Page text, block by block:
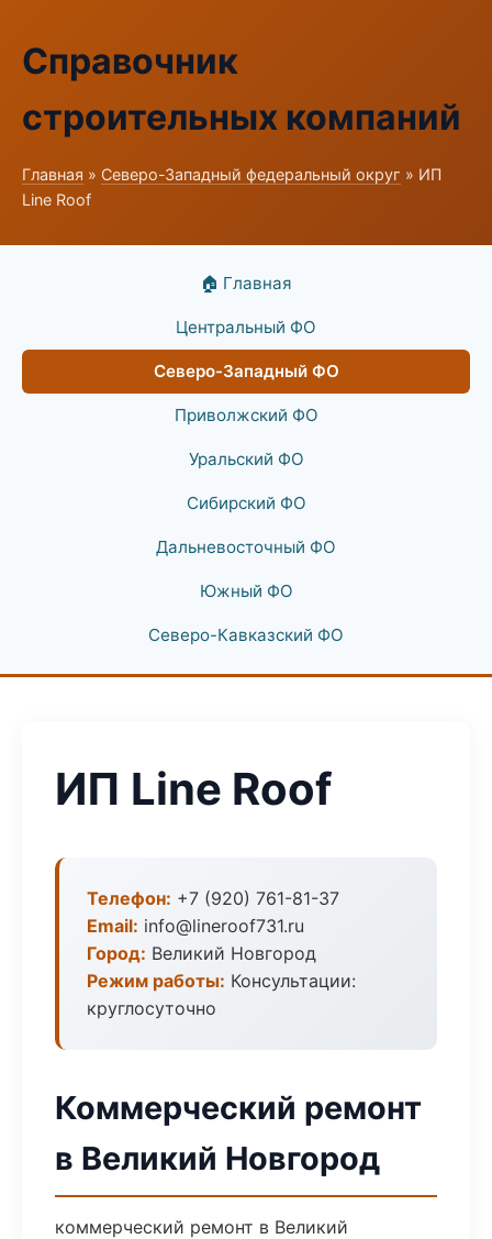
Справочник
строительных компаний
Главная » Северо-Западный федеральный округ » ИП
Line Roof
🏠 Главная
Центральный ФО
Северо-Западный ФО
Приволжский ФО
Уральский ФО
Сибирский ФО
Дальневосточный ФО
Южный ФО
Северо-Кавказский ФО
ИП Line Roof
Телефон: +7 (920) 761-81-37
Email: info@lineroof731.ru
Город: Великий Новгород
Режим работы: Консультации:
круглосуточно
Коммерческий ремонт
в Великий Новгород
коммерческий ремонт в Великий